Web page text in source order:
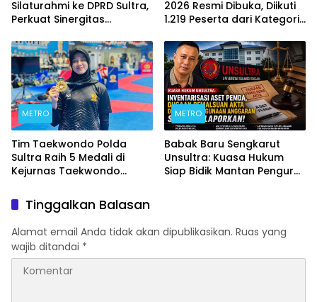
Silaturahmi ke DPRD Sultra,
Perkuat Sinergitas
Kemajuan Daerah
2026 Resmi Dibuka, Diikuti
1.219 Peserta dari Kategori
METRO
Tim Taekwondo Polda
Sultra Raih 5 Medali di
Kejurnas Taekwondo
METRO
Babak Baru Sengkarut
Unsultra: Kuasa Hukum
Siap Bidik Mantan Pengurus
Tinggalkan Balasan
Alamat email Anda tidak akan dipublikasikan. Ruas yang
wajib ditandai *